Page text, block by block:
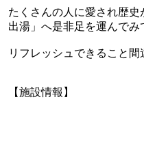
たくさんの人に愛され歴
出湯」へ是非足を運んでみ
リフレッシュできること間
【施設情報】